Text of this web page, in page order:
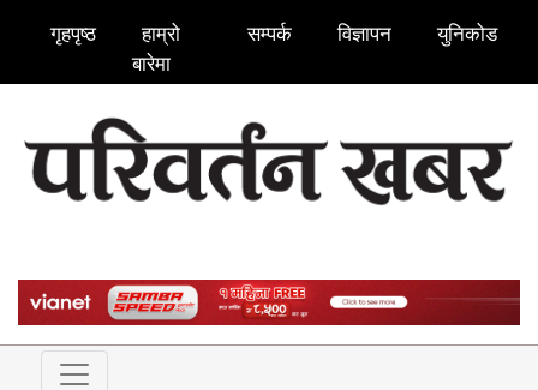
गृहपृष्ठ
हाम्रो
बारेमा
सम्पर्क विज्ञापन युनिकोड